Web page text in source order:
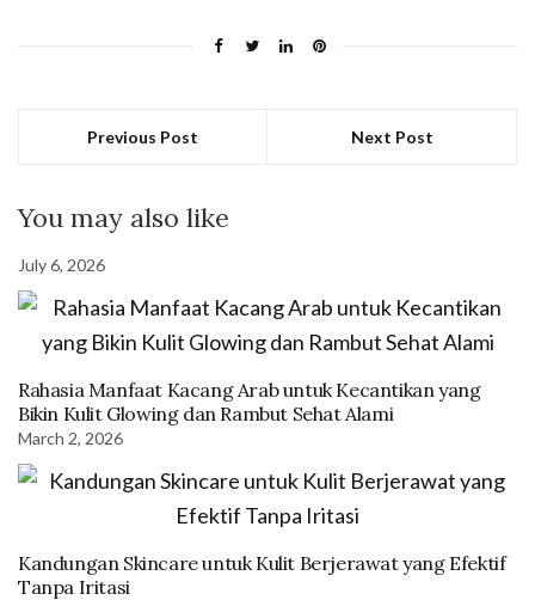
Previous Post Next Post
You may also like
July 6, 2026
Rahasia Manfaat Kacang Arab untuk Kecantikan yang
Bikin Kulit Glowing dan Rambut Sehat Alami
March 2, 2026
Kandungan Skincare untuk Kulit Berjerawat yang Efektif
Tanpa Iritasi